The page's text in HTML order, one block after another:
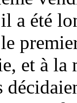
a été
et à la